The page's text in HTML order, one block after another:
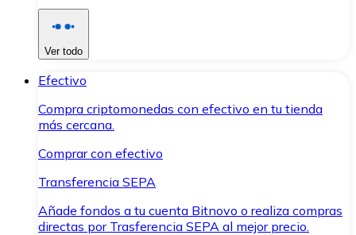
Ver todo
Efectivo
Compra criptomonedas con efectivo en tu tienda
más cercana.
Comprar con efectivo
Transferencia SEPA
Añade fondos a tu cuenta Bitnovo o realiza compras
directas por Trasferencia SEPA al mejor precio.